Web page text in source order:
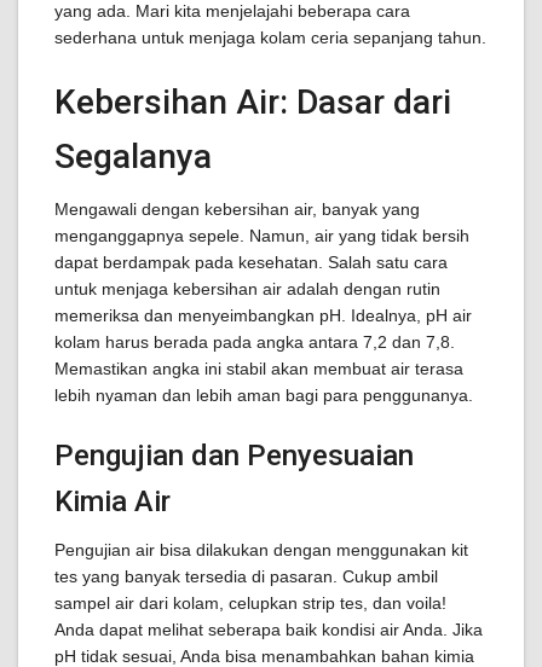
yang ada. Mari kita menjelajahi beberapa cara
sederhana untuk menjaga kolam ceria sepanjang tahun.
Kebersihan Air: Dasar dari
Segalanya
Mengawali dengan kebersihan air, banyak yang
menganggapnya sepele. Namun, air yang tidak bersih
dapat berdampak pada kesehatan. Salah satu cara
untuk menjaga kebersihan air adalah dengan rutin
memeriksa dan menyeimbangkan pH. Idealnya, pH air
kolam harus berada pada angka antara 7,2 dan 7,8.
Memastikan angka ini stabil akan membuat air terasa
lebih nyaman dan lebih aman bagi para penggunanya.
Pengujian dan Penyesuaian
Kimia Air
Pengujian air bisa dilakukan dengan menggunakan kit
tes yang banyak tersedia di pasaran. Cukup ambil
sampel air dari kolam, celupkan strip tes, dan voila!
Anda dapat melihat seberapa baik kondisi air Anda. Jika
pH tidak sesuai, Anda bisa menambahkan bahan kimia